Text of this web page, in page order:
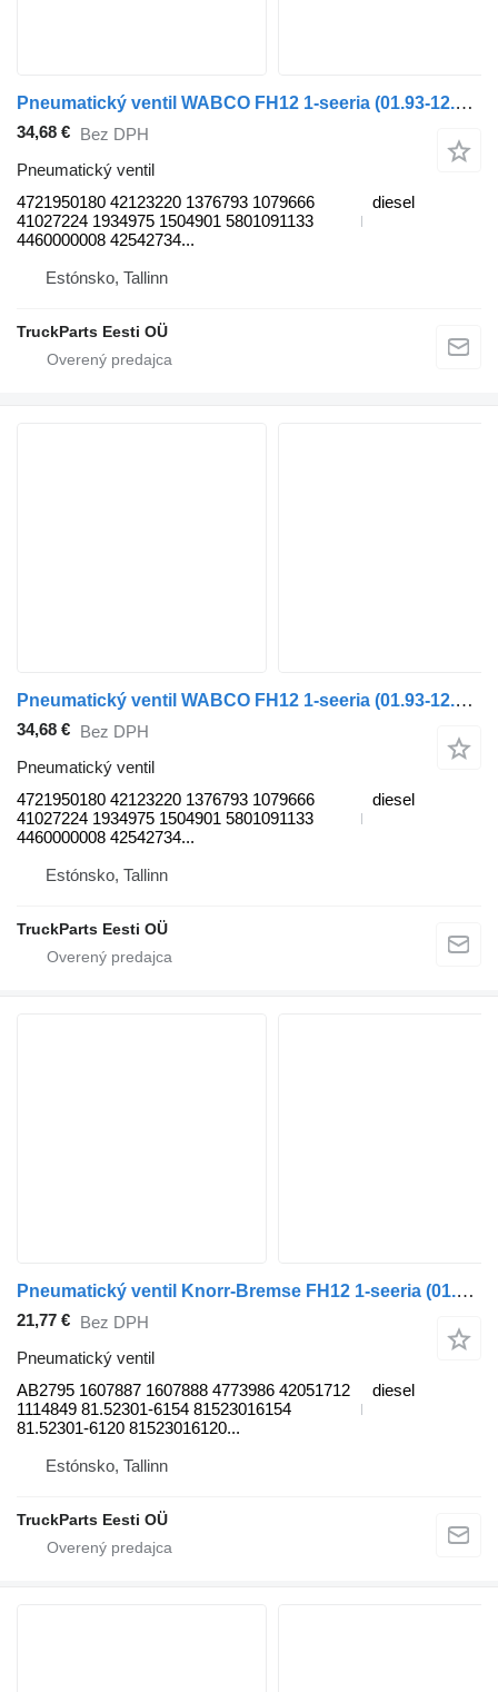
Pneumatický ventil WABCO FH12 1-seeria (01.93-12.02) 4721950180 na nákladného auta Volvo FH12, FH16, NH12, FH, VNL780 (1993-2014)
34,68 € Bez DPH
Pneumatický ventil
4721950180 42123220 1376793 1079666
41027224 1934975 1504901 5801091133
4460000008 42542734...
diesel
Estónsko, Tallinn
TruckParts Eesti OÜ
Pneumatický ventil WABCO FH12 1-seeria (01.93-12.02) 4721950180 na nákladného auta Volvo FH12, FH16, NH12, FH, VNL780 (1993-2014)
34,68 € Bez DPH
Pneumatický ventil
4721950180 42123220 1376793 1079666
41027224 1934975 1504901 5801091133
4460000008 42542734...
diesel
Estónsko, Tallinn
TruckParts Eesti OÜ
Pneumatický ventil Knorr-Bremse FH12 1-seeria (01.93-12.02) AB2795 na nákladného auta Volvo FH12, FH16, NH12, FH, VNL780 (1993-2014)
21,77 € Bez DPH
Pneumatický ventil
AB2795 1607887 1607888 4773986 42051712
1114849 81.52301-6154 81523016154
81.52301-6120 81523016120...
diesel
Estónsko, Tallinn
TruckParts Eesti OÜ